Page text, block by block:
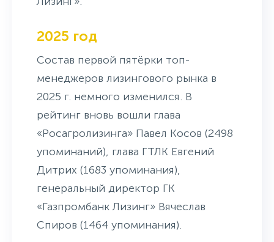
2025 год
Состав первой пятёрки топ-
менеджеров лизингового рынка в
2025 г. немного изменился. В
рейтинг вновь вошли глава
«Росагролизинга» Павел Косов (2498
упоминаний), глава ГТЛК Евгений
Дитрих (1683 упоминания),
генеральный директор ГК
«Газпромбанк Лизинг» Вячеслав
Спиров (1464 упоминания).